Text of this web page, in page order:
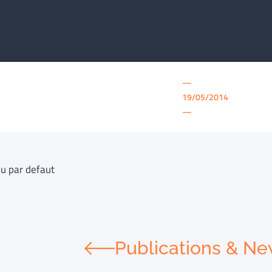
—
19/05/2014
—
par defaut
Publications &